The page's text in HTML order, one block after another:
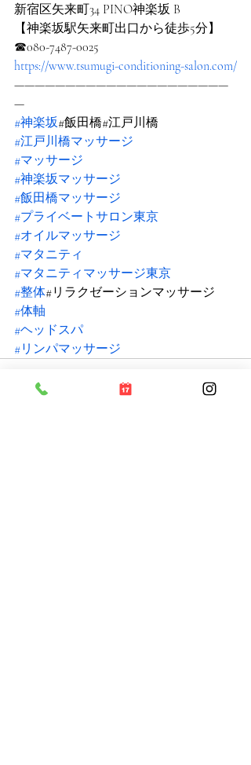
新宿区矢来町34 PINO神楽坂 B
【神楽坂駅矢来町出口から徒歩5分】
☎︎080-7487-0025
https://www.tsumugi-conditioning-salon.com/
—————————————————————
—
#神楽坂#飯田橋#江戸川橋
#江戸川橋マッサージ
#マッサージ
#神楽坂マッサージ
#飯田橋マッサージ
#プライベートサロン東京
#オイルマッサージ
#マタニティ
#マタニティマッサージ東京
#整体#リラクゼーションマッサージ
#体軸
#ヘッドスパ
#リンパマッサージ